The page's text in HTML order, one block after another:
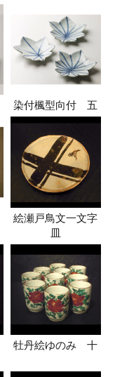
染付楓型向付 五
絵瀬戸鳥文一文字
皿
牡丹絵ゆのみ 十